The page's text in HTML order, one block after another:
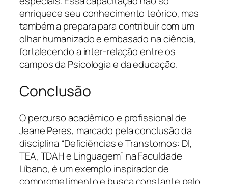
enriquece seu conhecimento teórico, mas
também a prepara para contribuir com um
olhar humanizado e embasado na ciência,
fortalecendo a inter-relação entre os
campos da Psicologia e da educação.
Conclusão
O percurso acadêmico e profissional de
Jeane Peres, marcado pela conclusão da
disciplina “Deficiências e Transtornos: DI,
TEA, TDAH e Linguagem” na Faculdade
Líbano, é um exemplo inspirador de
comprometimento e busca constante pelo